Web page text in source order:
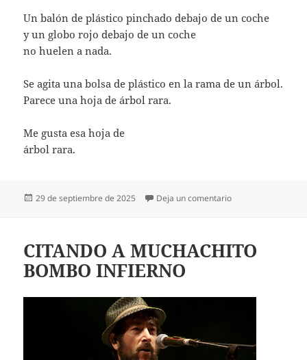
Un balón de plástico pinchado debajo de un coche
y un globo rojo debajo de un coche
no huelen a nada.
Se agita una bolsa de plástico en la rama de un árbol.
Parece una hoja de árbol rara.
Me gusta esa hoja de
árbol rara.
Publicado
29 de septiembre de 2025 Deja un comentarioen UNA HOJA DE
CITANDO A MUCHACHITO
BOMBO INFIERNO